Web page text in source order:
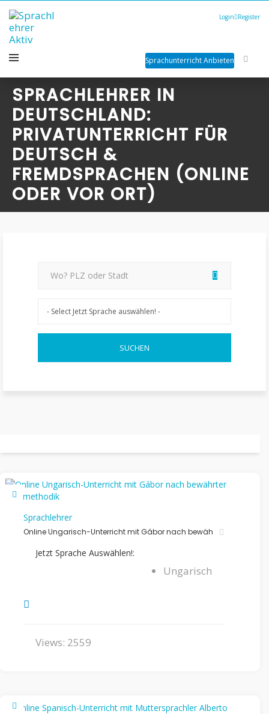
Login Register
Sprachunterricht Anbieten
SPRACHLEHRER IN
DEUTSCHLAND:
PRIVATUNTERRICHT FÜR
DEUTSCH &
FREMDSPRACHEN (ONLINE
ODER VOR ORT)
Sprachlehrer
Online Ungarisch-Unterricht mit Gábor nach bewäh
Jetzt Sprache Auswählen!:
Ungarisch
Views: 2559